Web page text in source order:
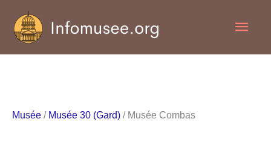
contenu
Musée / Musée 30 (Gard) / Musée Combas